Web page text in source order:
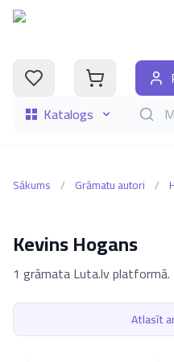
Katalogs
Sākums / Grāmatu autori /
Kevins Hogans
1 grāmata Luta.lv platformā.
Atlasīt